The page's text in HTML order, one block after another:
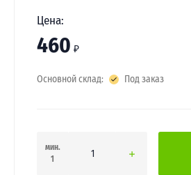
Цена:
460 ₽
Основной склад: Под заказ
мин.
1